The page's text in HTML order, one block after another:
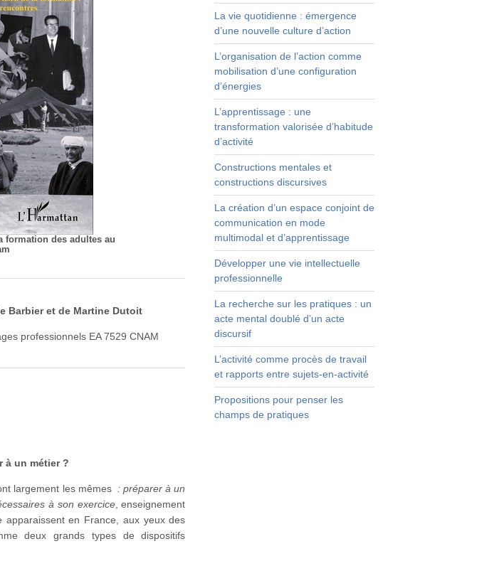
formation des adultes au
Barbier et de Martine Dutoit
professionnels EA 7529 CNAM
à un métier ?
largement les mêmes : préparer à un
à son exercice, enseignement
apparaissent en France, aux yeux des
deux grands types de dispositifs
La vie quotidienne : émergence
d’une nouvelle culture d’action
L’organisation de l’action comme
mobilisation d’une configuration
d’énergies
L’apprentissage : une
transformation valorisée d’habitude
d’activité
Constructions mentales et
constructions discursives
La création d’un espace conjoint de
communication en mode
multimodal et d’apprentissage
Développer une vie intellectuelle
professionnelle
La recherche sur les pratiques : un
acte mental doublé d’un acte
discursif
L’activité comme procès de travail
et rapports entre sujets-en-activité
Propositions pour penser les
champs de pratiques